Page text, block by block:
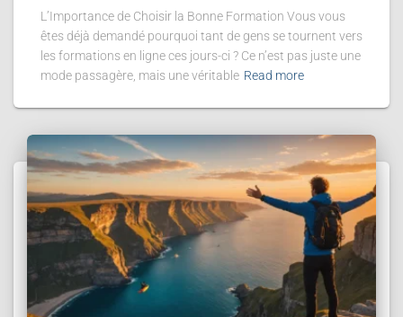
L’Importance de Choisir la Bonne Formation Vous vous
êtes déjà demandé pourquoi tant de gens se tournent vers
les formations en ligne ces jours-ci ? Ce n’est pas juste une
mode passagère, mais une véritable Read more